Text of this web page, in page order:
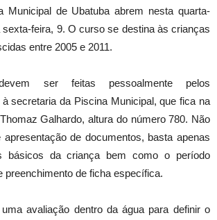
Municipal de Ubatuba abrem nesta quarta-
sexta-feira, 9. O curso se destina às crianças
entre 2005 e 2011.
ser feitas pessoalmente pelos
secretaria da Piscina Municipal, que fica na
Galhardo, altura do número 780. Não
apresentação de documentos, basta apenas
básicos da criança bem como o período
preenchimento de ficha específica.
avaliação dentro da água para definir o